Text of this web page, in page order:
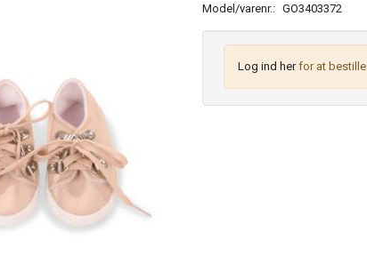
Model/varenr.: GO3403372
Log ind herfor at bestille